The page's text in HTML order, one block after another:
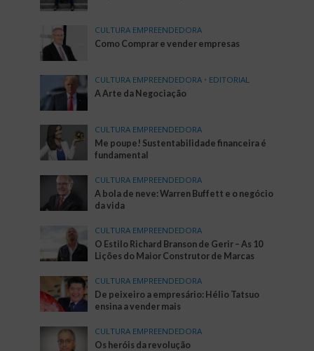
CULTURA EMPREENDEDORA
Como Comprar e vender empresas
CULTURA EMPREENDEDORA • EDITORIAL
A Arte da Negociação
CULTURA EMPREENDEDORA
Me poupe! Sustentabilidade financeira é
fundamental
CULTURA EMPREENDEDORA
A bola de neve: Warren Buffett e o negócio
da vida
CULTURA EMPREENDEDORA
O Estilo Richard Branson de Gerir – As 10
Lições do Maior Construtor de Marcas
CULTURA EMPREENDEDORA
De peixeiro a empresário: Hélio Tatsuo
ensina a vender mais
CULTURA EMPREENDEDORA
Os heróis da revolução